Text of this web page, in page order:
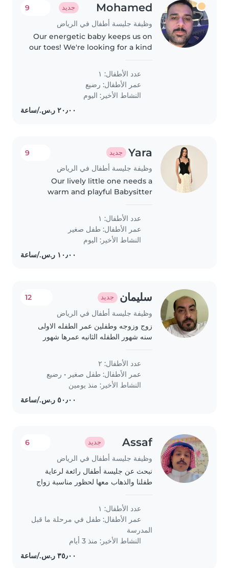
Mohamed جديد
وظيفة جليسة أطفال في الرياض
9
Our energetic baby keeps us on
our toes! We're looking for a kind
عدد الأطفال: ١
عمر الأطفال: رضيع
النشاط الأخير: اليوم
Yara جديد
وظيفة جليسة أطفال في الرياض
9
Our lively little one needs a
warm and playful Babysitter
chores, and homework help. If
you enjoy engaging with an
energetic and friendly toddler,
عدد الأطفال: ١
عمر الأطفال: طفل صغير
النشاط الأخير: اليوم
سليمان جديد
وظيفة جليسة أطفال في الرياض
12
زوج وزوجه وطفلين عمر الطفله الاولى
سنه شهور الطفله الثانيه عمرها شهور
عدد الأطفال: ٢
عمر الأطفال: طفل صغير • رضيع
النشاط الأخير: منذ يومين
Assaf جديد
وظيفة جليسة أطفال في الرياض
6
نبحث عن جليسة أطفال رائعة لرعاية
طفلنا والذهاب معها لحظور مناسبة زواج
والحركة والحب للحديث والمرح. لا مشكله
في التواصل باللغة العربية او الانجليزيه..
عدد الأطفال: ١
عمر الأطفال: طفل في مرحلة ما قبل
المدرسة
النشاط الأخير: منذ 3 أيام